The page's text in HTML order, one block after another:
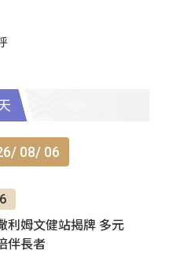
08/ 06
利姆文健站揭牌 多元
伴長者